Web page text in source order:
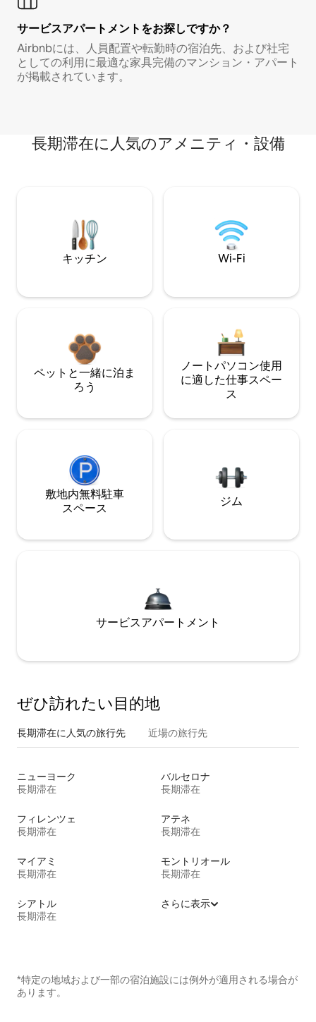
サービスアパートメントをお探しですか？
Airbnbには、人員配置や転勤時の宿泊先、および社宅
としての利用に最適な家具完備のマンション・アパート
が掲載されています。
長期滞在に人気のアメニティ・設備
キッチン Wi-Fi
ペットと一緒に泊ま
ろう
ノートパソコン使用
に適した仕事スペー
ス
敷地内無料駐⁠車
ス⁠ペ⁠ー⁠ス
ジム
サービスアパートメント
ぜひ訪⁠れ⁠た⁠い目⁠的⁠地
長期滞在に人気の旅行先 近場の旅行先
ニューヨーク
長期滞在
バルセロナ
長期滞在
フィレンツェ
長期滞在
アテネ
長期滞在
マイアミ
長期滞在
モントリオール
長期滞在
シアトル
長期滞在
さらに表示
*特定の地域および一部の宿泊施設には例外が適用される場合が
あります。